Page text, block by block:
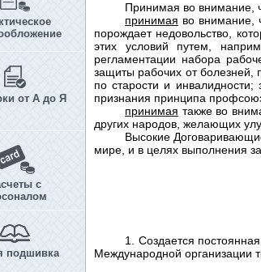
от А до Я
с
подшивка
Принимая во внимание,
принимая во внимание,
порождает недовольство,
этих условий путем,
регламентации набора
защиты рабочих от болезней,
по старости и
признания принципа
принимая также во
других народов, желающих
Высокие
мире, и в целях выполнения
1. Создается
Международной организации